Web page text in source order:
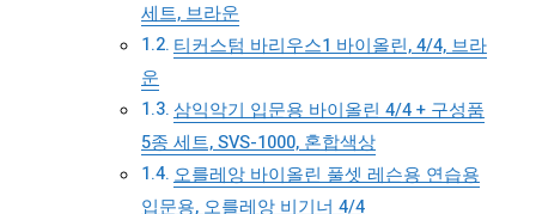
세트, 브라운
티커스텀 바리우스1 바이올린, 4/4, 브라
운
삼익악기 입문용 바이올린 4/4 + 구성품
5종 세트, SVS-1000, 혼합색상
오를레앙 바이올린 풀셋 레슨용 연습용
입문용, 오를레앙 비기너 4/4